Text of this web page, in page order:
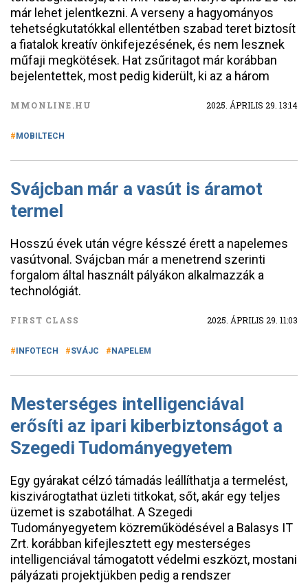
már lehet jelentkezni. A verseny a hagyományos
tehetségkutatókkal ellentétben szabad teret biztosít
a fiatalok kreatív önkifejezésének, és nem lesznek
műfaji megkötések. Hat zsűritagot már korábban
bejelentettek, most pedig kiderült, ki az a három
MMONLINE.HU 2025. ÁPRILIS 29. 13:14
MOBILTECH
Svájcban már a vasút is áramot
termel
Hosszú évek után végre késszé érett a napelemes
vasútvonal. Svájcban már a menetrend szerinti
forgalom által használt pályákon alkalmazzák a
technológiát.
FIRST CLASS 2025. ÁPRILIS 29. 11:03
INFOTECH SVÁJC NAPELEM
Mesterséges intelligenciával
erősíti az ipari kiberbiztonságot a
Szegedi Tudományegyetem
Egy gyárakat célzó támadás leállíthatja a termelést,
kiszivárogtathat üzleti titkokat, sőt, akár egy teljes
üzemet is szabotálhat. A Szegedi
Tudományegyetem közreműködésével a Balasys IT
Zrt. korábban kifejlesztett egy mesterséges
intelligenciával támogatott védelmi eszközt, mostani
pályázati projektjükben pedig a rendszer